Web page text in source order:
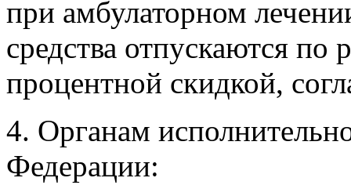
при амбулаторном
средства отпускаются по
процентной скидкой,
4. Органам
Федерации: